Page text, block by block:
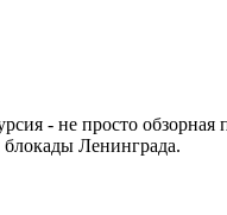
- не просто
Ленинграда.